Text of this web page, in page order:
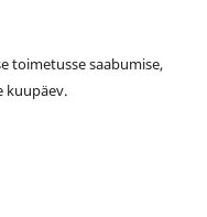
toimetusse saabumise,
kuupäev.